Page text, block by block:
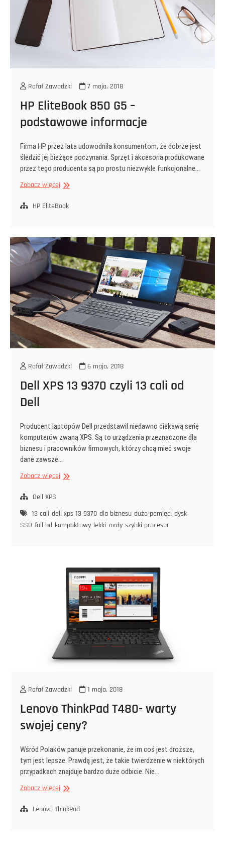
Rafał Zawadzki 7 maja, 2018
HP EliteBook 850 G5 –
podstawowe informacje
Firma HP przez lata udowodniła konsumentom, że dobrze jest
śledzić jej bieżące poczynania. Sprzęt i akcesoria produkowane
przez tego producenta są po prostu niezwykle funkcjonalne…
Zobacz więcej HP
850
podstawowe
informacje
HP EliteBook
Rafał Zawadzki 6 maja, 2018
Dell XPS 13 9370 czyli 13 cali od
Dell
Producent laptopów Dell przedstawił niedawno ciekawą serię
komputerów zwaną XPS. Są to urządzenia przeznaczone dla
biznesu i pracowników firmowych, którzy chcą mieć swoje
dane zawsze…
Zobacz więcej Dell
czyli
13
Dell XPS
13 cali dell xps 13 9370 dla biznesu dużo pamięci dysk
SSD full hd kompaktowy lekki mały szybki procesor
Rafał Zawadzki 1 maja, 2018
Lenovo ThinkPad T480- warty
swojej ceny?
Wśród Polaków panuje przekonanie, że im coś jest droższe,
tym jest lepsze. Prawdą jest, że takie twierdzenie w niektórych
przypadkach znajduje bardzo duże odbicie. Nie…
Zobacz więcej Lenovo
T480-
Lenovo ThinkPad